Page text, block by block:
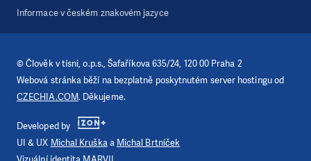
Informace v českém znakovém jazyce
©Člověk v tísni, o.p.s., Šafaříkova 635/24, 120 00 Praha 2
Webová stránka běží na bezplatně poskytnutém server hostingu od
CZECHIA.COM. Děkujeme.
Developed by
UI & UX Michal Kruškaa Michal Brtníček